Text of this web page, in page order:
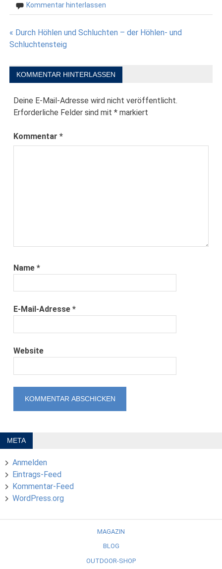
Kommentar hinterlassen
Beitragsnavigation
« Durch Höhlen und Schluchten – der Höhlen- und
Schluchtensteig
KOMMENTAR HINTERLASSEN
Deine E-Mail-Adresse wird nicht veröffentlicht.
Erforderliche Felder sind mit* markiert
Kommentar*
Name*
E-Mail-Adresse*
Website
META
Anmelden
Eintrags-Feed
Kommentar-Feed
WordPress.org
MAGAZIN
BLOG
OUTDOOR-SHOP